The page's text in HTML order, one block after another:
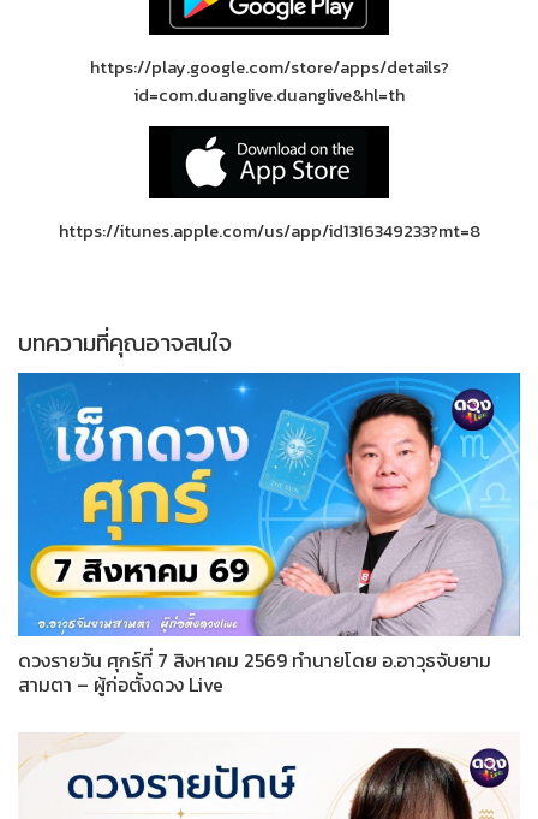
https://play.google.com/store/apps/details?
id=com.duanglive.duanglive&hl=th
https://itunes.apple.com/us/app/id1316349233?mt=8
บทความที่คุณอาจสนใจ
ดวงรายวัน ศุกร์ที่ 7 สิงหาคม 2569 ทำนายโดย อ.อาวุธจับยาม
สามตา – ผู้ก่อตั้งดวง Live